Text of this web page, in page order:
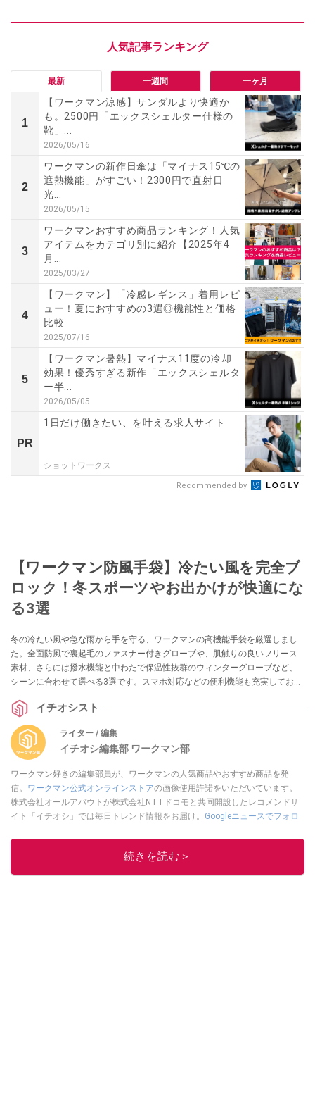
最新 一週間 一ヶ月
1
【ワークマン涼感】サンダルより快適か
も。2500円「エックスシェルター仕様の
靴」...
2026/05/16
2
ワークマンの新作日傘は「マイナス15℃の
遮熱機能」がすごい！2300円で直射日
光...
2026/05/15
3
ワークマンおすすめ商品ランキング！人気
アイテムをカテゴリ別に紹介【2025年4
月...
2025/03/27
4
【ワークマン】「冷感レギンス」着用レビ
ュー！夏におすすめの3選◎機能性と価格
比較
2025/07/16
5
【ワークマン暑熱】マイナス11度の冷却
効果！優秀すぎる新作「エックスシェルタ
ー半...
2026/05/05
PR
1日だけ働きたい、を叶える求人サイト
ショットワークス
Recommended by
【ワークマン防風手袋】冷たい風を完全ブ
ロック！冬スポーツやお出かけが快適にな
る3選
冬の冷たい風や急な雨から手を守る、ワークマンの高機能手袋を厳選しまし
た。全面防風で裏起毛のファスナー付きグローブや、肌触りの良いフリース
素材、さらには撥水機能と中わたで保温性抜群のウィンターグローブなど、
シーンに合わせて選べる3選です。スマホ対応などの便利機能も充実してお
イチオシスト
ライター / 編集
イチオシ編集部 ワークマン部
ワークマン好きの編集部員が、ワークマンの人気商品やおすすめ商品を発
信。 ワークマン公式オンラインストアの画像使用許諾をいただいています。
株式会社オールアバウトが株式会社NTTドコモと共同開設したレコメンドサ
イト「イチオシ」では毎日トレンド情報をお届け。 Googleニュースでフォロ
このイチオシストの他の記事を読む
続きを読む＞